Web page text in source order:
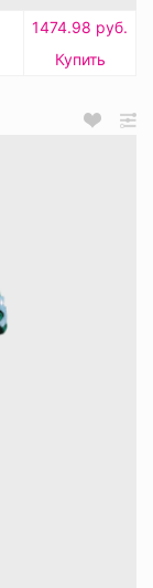
1474.98 руб.
Купить